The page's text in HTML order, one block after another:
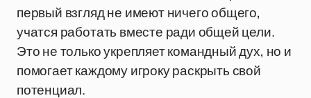
первый взгляд не имеют ничего общего,
учатся работать вместе ради общей цели.
Это не только укрепляет командный дух, но и
помогает каждому игроку раскрыть свой
потенциал.